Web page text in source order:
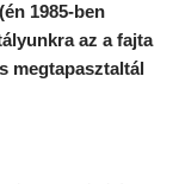
1985-ben
az a fajta
megtapasztaltál